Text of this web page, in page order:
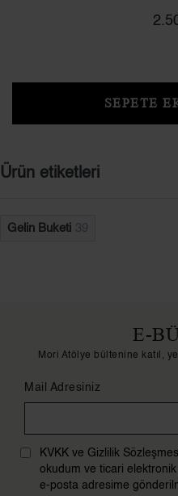
SEPETE
Ürün etiketleri
Gelin Buketi 39
E-
Mori Atölye bültenine katıl,
Mail Adresiniz
KVKK ve Gizlilik
okudum ve ticari elektronik
e-posta adresime